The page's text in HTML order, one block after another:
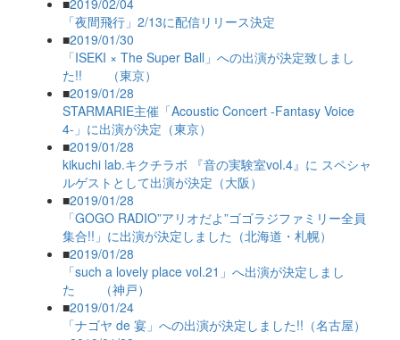
■2019/02/04
「夜間飛行」2/13に配信リリース決定
■2019/01/30
「ISEKI × The Super Ball」への出演が決定致しまし
た!! （東京）
■2019/01/28
STARMARIE主催「Acoustic Concert -Fantasy Voice
4-」に出演が決定（東京）
■2019/01/28
kikuchi lab.キクチラボ 『音の実験室vol.4』に スペシャ
ルゲストとして出演が決定（大阪）
■2019/01/28
「GOGO RADIO”アリオだよ”ゴゴラジファミリー全員
集合!!」に出演が決定しました（北海道・札幌）
■2019/01/28
「such a lovely place vol.21」へ出演が決定しまし
た （神戸）
■2019/01/24
「ナゴヤ de 宴」への出演が決定しました!!（名古屋）